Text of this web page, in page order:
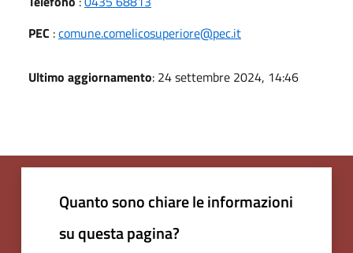
PEC :comune.comelicosuperiore@pec.it
Ultimo aggiornamento: 24 settembre 2024, 14:46
Quanto sono chiare le informazioni
su questa pagina?